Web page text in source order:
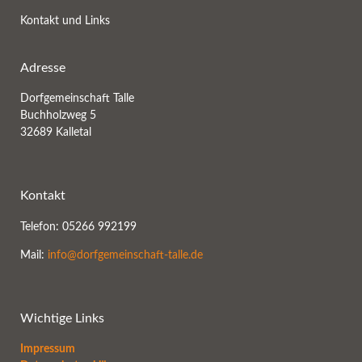
Kontakt und Links
Adresse
Dorfgemeinschaft Talle
Buchholzweg 5
32689 Kalletal
Kontakt
Telefon: 05266 992199
Mail: info@dorfgemeinschaft-talle.de
Wichtige Links
Impressum